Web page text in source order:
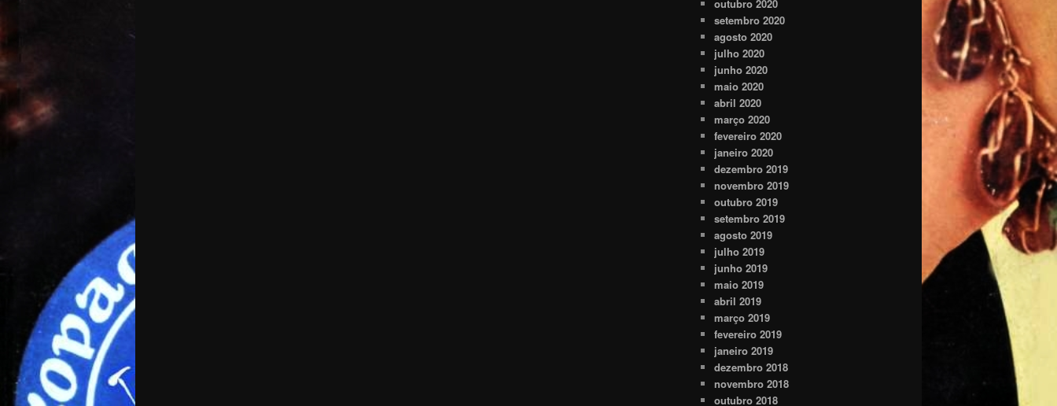
outubro 2020
setembro 2020
agosto 2020
julho 2020
junho 2020
maio 2020
abril 2020
março 2020
fevereiro 2020
janeiro 2020
dezembro 2019
novembro 2019
outubro 2019
setembro 2019
agosto 2019
julho 2019
junho 2019
maio 2019
abril 2019
março 2019
fevereiro 2019
janeiro 2019
dezembro 2018
novembro 2018
outubro 2018